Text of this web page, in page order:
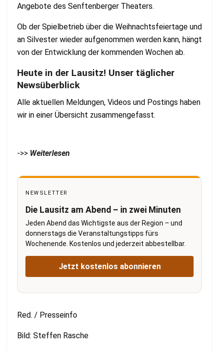
Angebote des Senftenberger Theaters.
Ob der Spielbetrieb über die Weihnachtsfeiertage und
an Silvester wieder aufgenommen werden kann, hängt
von der Entwicklung der kommenden Wochen ab.
Heute in der Lausitz! Unser täglicher
Newsüberblick
Alle aktuellen Meldungen, Videos und Postings haben
wir in einer Übersicht zusammengefasst.
->> Weiterlesen
NEWSLETTER
Die Lausitz am Abend – in zwei Minuten
Jeden Abend das Wichtigste aus der Region – und
donnerstags die Veranstaltungstipps fürs
Wochenende. Kostenlos und jederzeit abbestellbar.
Jetzt kostenlos abonnieren
Red. / Presseinfo
Bild: Steffen Rasche